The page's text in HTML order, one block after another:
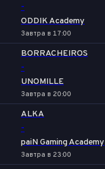
-
ODDIK Academy
Завтра в 17:00
BORRACHEIROS
-
UNOMILLE
Завтра в 20:00
ALKA
-
paiN Gaming Academy
Завтра в 23:00